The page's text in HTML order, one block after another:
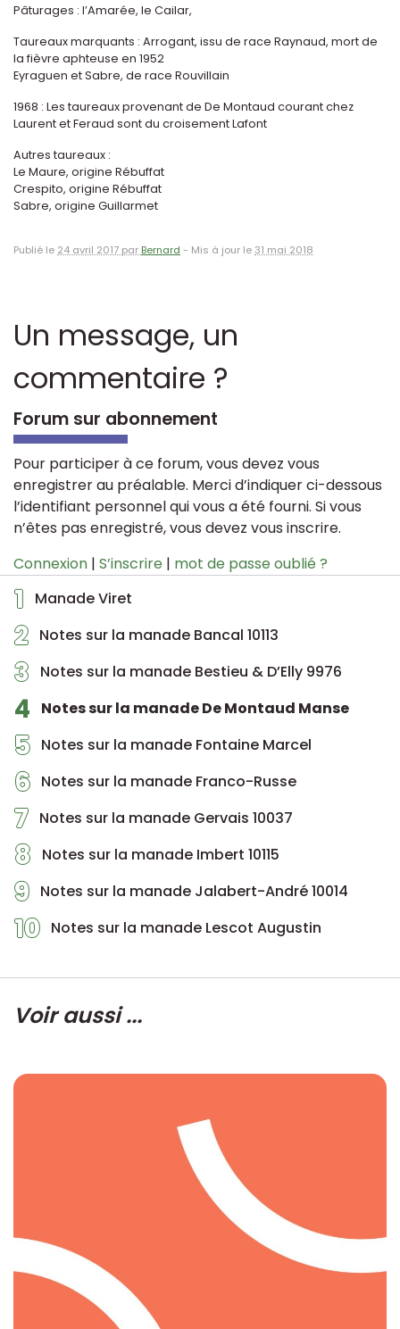
1 Manade Viret
2 Notes sur la manade Bancal 10113
3 Notes sur la manade Bestieu & D’Elly 9976
4 Notes sur la manade De Montaud Manse
5 Notes sur la manade Fontaine Marcel
6 Notes sur la manade Franco-Russe
7 Notes sur la manade Gervais 10037
8 Notes sur la manade Imbert 10115
9 Notes sur la manade Jalabert-André 10014
10 Notes sur la manade Lescot Augustin
Pâturages : l’Amarée, le Cailar,
Taureaux marquants : Arrogant, issu de race Raynaud, mort de
la fièvre aphteuse en 1952
Eyraguen et Sabre, de race Rouvillain
1968 : Les taureaux provenant de De Montaud courant chez
Laurent et Feraud sont du croisement Lafont
Autres taureaux :
Le Maure, origine Rébuffat
Crespito, origine Rébuffat
Sabre, origine Guillarmet
Publié le 24 avril 2017 par Bernard - Mis à jour le 31 mai 2018
Un message, un
commentaire ?
Forum sur abonnement
Pour participer à ce forum, vous devez vous
enregistrer au préalable. Merci d’indiquer ci-dessous
l’identifiant personnel qui vous a été fourni. Si vous
n’êtes pas enregistré, vous devez vous inscrire.
Connexion | S’inscrire | mot de passe oublié ?
Voir aussi ...